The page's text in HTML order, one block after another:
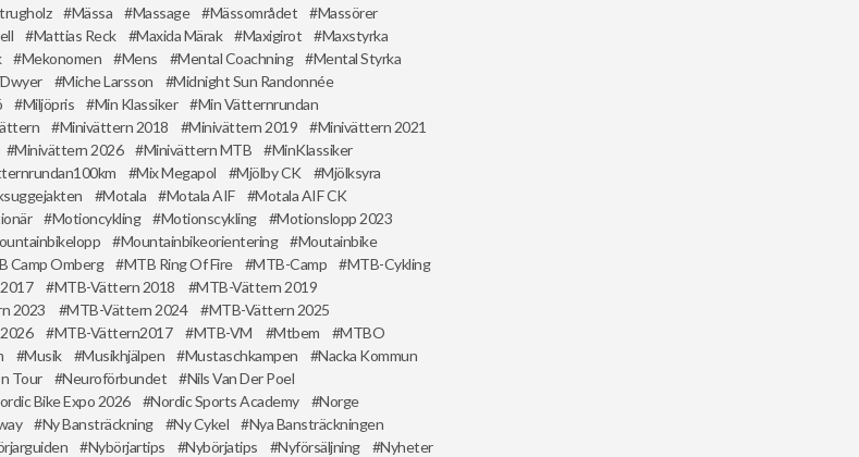
Mässa Massage Mässområdet
Massörer
Mattias Reck Maxida Märak Maxigirot
Maxstyrka
Mekonomen Mens Mental Coachning
Mental Styrka
Miche Larsson
Midnight Sun Randonnée
Miljöpris Min Klassiker
Min Vätternrundan
Minivättern 2018 Minivättern 2019
Minivättern 2021
Minivättern 2026 Minivättern MTB
MinKlassiker
Mix Megapol Mjölby CK
Mjölksyra
Motala Motala AIF
Motala AIF CK
Motioncykling Motionscykling
Motionslopp 2023
Mountainbikeorientering
Moutainbike
Camp Omberg MTB Ring Of Fire MTB-Camp
MTB-Cykling
MTB-Vättern 2018
MTB-Vättern 2019
2023 MTB-Vättern 2024
MTB-Vättern 2025
MTB-Vättern2017 MTB-VM Mtbem
MTBO
Musik Musikhjälpen Mustaschkampen
Nacka Kommun
Tour Neuroförbundet
Nils Van Der Poel
Bike Expo 2026 Nordic Sports Academy
Norge
Ny Bansträckning Ny Cykel
Nya Bansträckningen
Nybörjartips Nybörjatips Nyförsäljning
Nyheter